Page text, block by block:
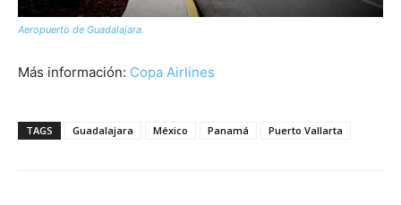
Aeropuerto de Guadalajara.
Más información: Copa Airlines
TAGS Guadalajara México Panamá Puerto Vallarta